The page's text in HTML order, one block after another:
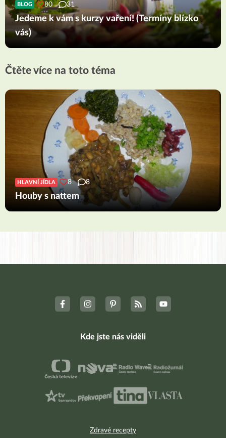
BLOG 80 31
Jedeme k vám s kurzy vaření! (Termíny blízko
vás)
Čtěte více na toto téma
HLAVNÍ JÍDLA 8 8
Houby s nattem
Zdravé recepty
Kde jste nás viděli